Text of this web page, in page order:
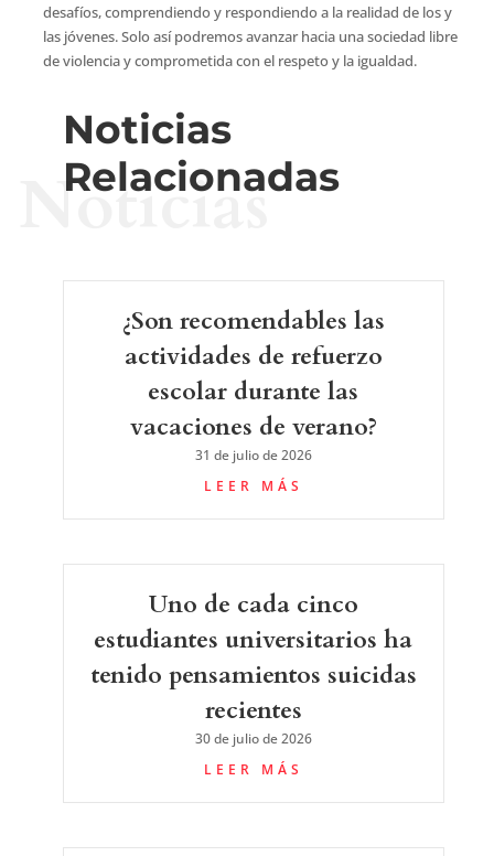
desafíos, comprendiendo y respondiendo a la realidad de los y
las jóvenes. Solo así podremos avanzar hacia una sociedad libre
de violencia y comprometida con el respeto y la igualdad.
Noticias
Relacionadas
Noticias
¿Son recomendables las
actividades de refuerzo
escolar durante las
vacaciones de verano?
31 de julio de 2026
LEER MÁS
Uno de cada cinco
estudiantes universitarios ha
tenido pensamientos suicidas
recientes
30 de julio de 2026
LEER MÁS